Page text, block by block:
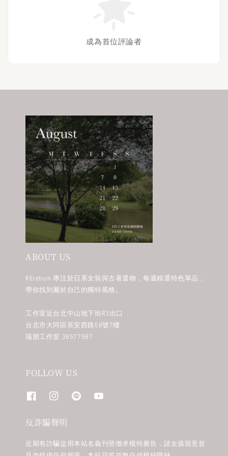
成為首位評論者
ABOUT US
REreburn 專注於日系女裝與古著選物，每週精選特色單品，
帶你找到屬於自己的獨特風格。
工作室近台北中山地下街R3出口
台北市大同區長安西路58號7樓
瑞朋工作室 38577587
FOLLOW US
反詐騙聲明
近期有詐騙盜用本站名義刊登徵求模特廣告，請女孩留意並